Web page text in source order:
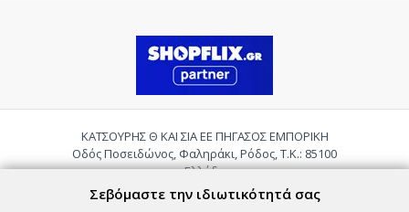
ΚΑΤΣΟΥΡΗΣ Θ ΚΑΙ ΣΙΑ ΕΕ ΠΗΓΑΣΟΣ ΕΜΠΟΡΙΚΗ
Οδός Ποσειδώνος, Φαληράκι, Ρόδος, Τ.Κ.: 85100
Ελλάδα
Τηλ.:2241085059
Email:
pigasosemporiki@gmail.com
Σεβόμαστε την ιδιωτικότητά σας